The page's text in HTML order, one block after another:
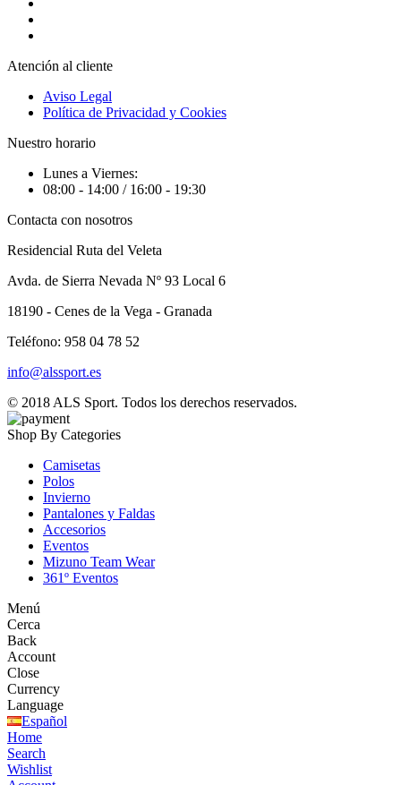
Atención al cliente
Aviso Legal
Política de Privacidad y Cookies
Nuestro horario
Lunes a Viernes:
08:00 - 14:00 / 16:00 - 19:30
Contacta con nosotros
Residencial Ruta del Veleta
Avda. de Sierra Nevada Nº 93 Local 6
18190 - Cenes de la Vega - Granada
Teléfono: 958 04 78 52
info@alssport.es
© 2018 ALS Sport. Todos los derechos reservados.
Shop By Categories
Camisetas
Polos
Invierno
Pantalones y Faldas
Accesorios
Eventos
Mizuno Team Wear
361º Eventos
Menú
Cerca
Back
Account
Close
Currency
Language
Español
Home
Search
Wishlist